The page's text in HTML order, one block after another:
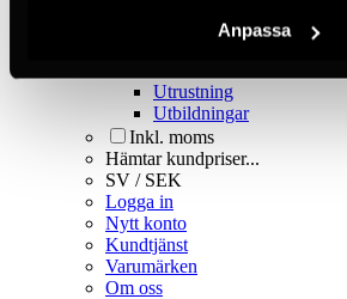
Anpassa
Mikrolampor
Utrustning
Utbildningar
Inkl. moms
Hämtar kundpriser...
SV / SEK
Logga in
Nytt konto
Kundtjänst
Varumärken
Om oss